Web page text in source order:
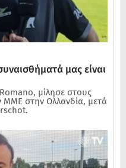
μας είναι
μίλησε στους
ΜΜΕ στην Ολλανδία, μετά